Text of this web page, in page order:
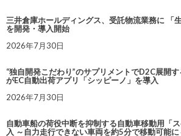
三井倉庫ホールディングス、受託物流業務に 「
を開発・導入開始
2026年7月30日
“独自開発こだわり”のサプリメントでD2C展開す
がEC自動出荷アプリ「シッピーノ」を導入
2026年7月30日
自動車船の荷役中断を抑制する自動車移動用「
入 ～自力走行できない車両を約5分で移動可能に